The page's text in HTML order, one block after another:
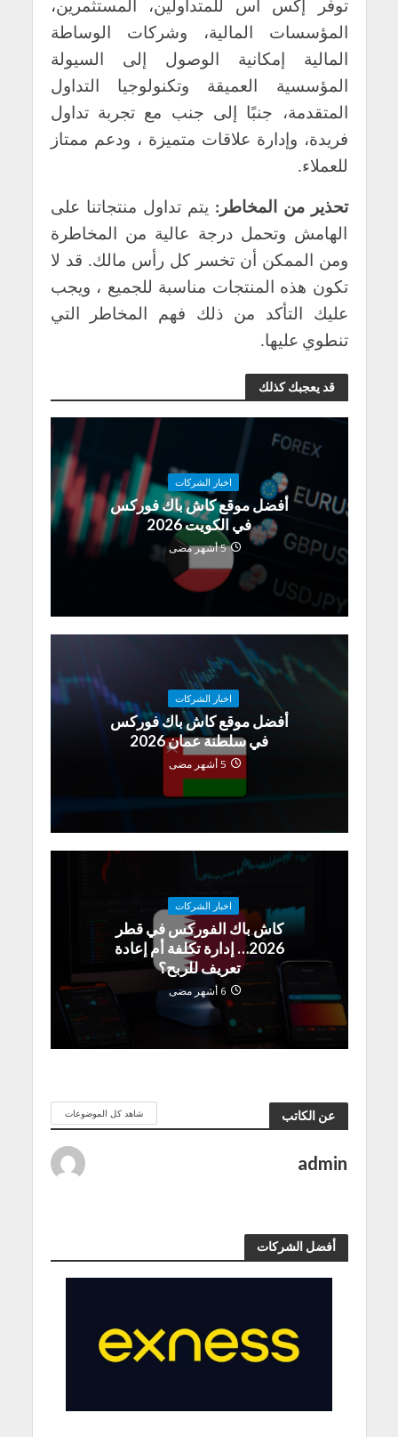
توفر إكس أس للمتداولين، المستثمرين،
المؤسسات المالية، وشركات الوساطة
المالية إمكانية الوصول إلى السيولة
المؤسسية العميقة وتكنولوجيا التداول
المتقدمة، جنبًا إلى جنب مع تجربة تداول
فريدة، وإدارة علاقات متميزة ، ودعم ممتاز
للعملاء.
تحذير من المخاطر: يتم تداول منتجاتنا على
الهامش وتحمل درجة عالية من المخاطرة
ومن الممكن أن تخسر كل رأس مالك. قد لا
تكون هذه المنتجات مناسبة للجميع ، ويجب
عليك التأكد من ذلك فهم المخاطر التي
تنطوي عليها.
قد يعجبك كذلك
اخبار الشركات
أفضل موقع كاش باك فوركس
في الكويت 2026
5 أشهر مضى
اخبار الشركات
أفضل موقع كاش باك فوركس
في سلطنة عمان 2026
5 أشهر مضى
اخبار الشركات
كاش باك الفوركس في قطر
2026… إدارة تكلفة أم إعادة
تعريف للربح؟
6 أشهر مضى
عن الكاتب شاهد كل الموضوعات
admin
أفضل الشركات